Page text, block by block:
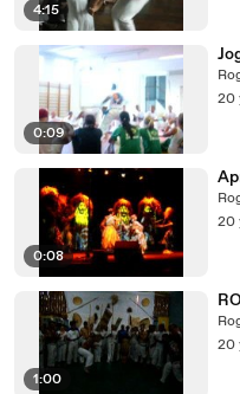
4:15
0:09
20
0:08
20
1:00
20